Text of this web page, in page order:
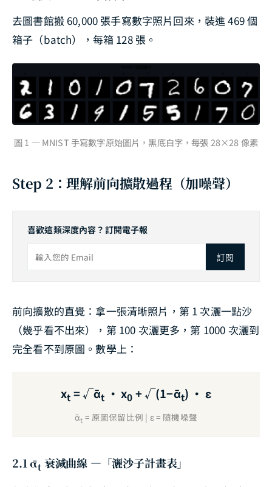
去圖書館搬 60,000 張手寫數字照片回來，裝進 469 個
箱子（batch），每箱 128 張。
圖 1 — MNIST 手寫數字原始圖片，黑底白字，每張 28×28 像素
Step 2：理解前向擴散過程（加噪聲）
喜歡這類深度內容？訂閱電子報
訂閱
前向擴散的直覺：拿一張清晰照片，第 1 次灑一點沙
（幾乎看不出來），第 100 次灑更多，第 1000 次灑到
完全看不到原圖。數學上：
xt = √ᾱt · x0 + √(1−ᾱt) · ε
ᾱt = 原圖保留比例 | ε = 隨機噪聲
2.1 ᾱt衰減曲線 —「灑沙子計畫表」